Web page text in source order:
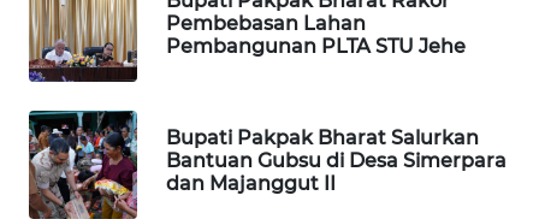
Pembebasan Lahan
Pembangunan PLTA STU Jehe
Bupati Pakpak Bharat Salurkan
Bantuan Gubsu di Desa Simerpara
dan Majanggut II
NEWS
MARITIM
HUMBANG
NEWS